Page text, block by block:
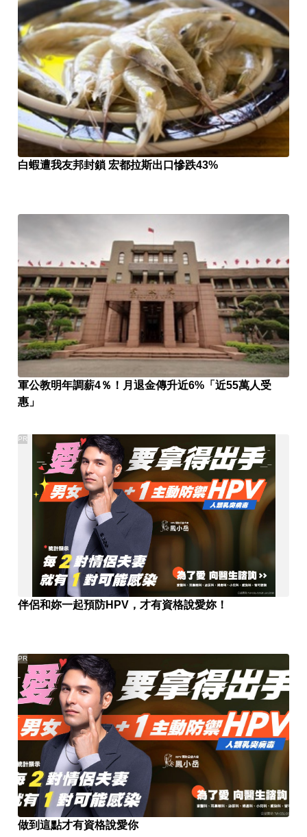
白蝦遭我友邦封鎖 宏都拉斯出口慘跌43%
軍公教明年調薪4％！月退金傳升近6%「近55萬人受
惠」
伴侶和妳一起預防HPV，才有資格說愛妳！
PR
做到這點才有資格說愛你
PR